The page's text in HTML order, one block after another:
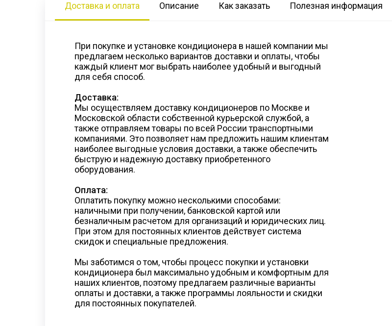
Доставка и оплата Описание Как заказать Полезная информация
При покупке и установке кондиционера в нашей компании мы
предлагаем несколько вариантов доставки и оплаты, чтобы
каждый клиент мог выбрать наиболее удобный и выгодный
для себя способ.
Доставка:
Мы осуществляем доставку кондиционеров по Москве и
Московской области собственной курьерской службой, а
также отправляем товары по всей России транспортными
компаниями. Это позволяет нам предложить нашим клиентам
наиболее выгодные условия доставки, а также обеспечить
быструю и надежную доставку приобретенного
оборудования.
Оплата:
Оплатить покупку можно несколькими способами:
наличными при получении, банковской картой или
безналичным расчетом для организаций и юридических лиц.
При этом для постоянных клиентов действует система
скидок и специальные предложения.
Мы заботимся о том, чтобы процесс покупки и установки
кондиционера был максимально удобным и комфортным для
наших клиентов, поэтому предлагаем различные варианты
оплаты и доставки, а также программы лояльности и скидки
для постоянных покупателей.